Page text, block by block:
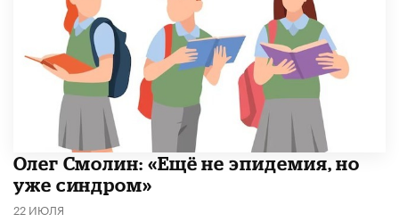
​Олег Смолин: «Ещё не эпидемия, но
уже синдром»
22 ИЮЛЯ